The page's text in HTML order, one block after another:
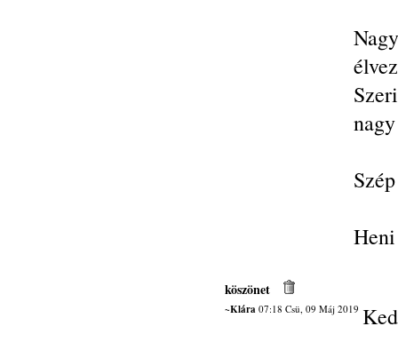
Heni
köszönet
~Klára07:18 Csü, 09 Máj 2019